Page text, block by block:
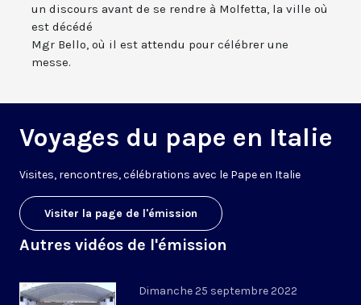
un discours avant de se rendre à Molfetta, la ville où
est décédé
Mgr Bello, où il est attendu pour célébrer une
messe.
Voyages du pape en Italie
Visites, rencontres, célébrations avec le Pape en Italie
Visiter la page de l'émission
Autres vidéos de l'émission
Dimanche 25 septembre 2022